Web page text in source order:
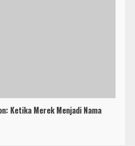
Ketika Merek Menjadi Nama